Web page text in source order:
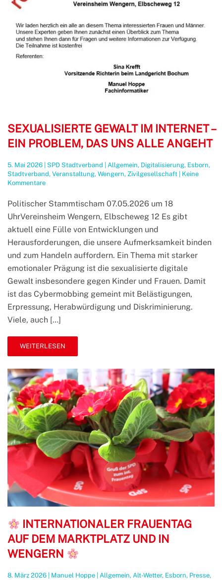
SEXUALISIERTE GEWALT IM INTERNET –
EIN PROBLEM, DAS UNS ALLE ANGEHT
5. Mai 2026 SPD Stadtverband Allgemein, Digitalisierung, Esborn,
Stadtverband, Veranstaltung, Wengern, Zivilgesellschaft
Keine
Kommentarezu
Gewalt
im
Internet
–
Problem,
das
alle
angeht
Politischer Stammtischam 07.05.2026 um 18
UhrVereinsheim Wengern, Elbscheweg 12 Es gibt
aktuell eine Fülle von Entwicklungen und
Herausforderungen, die unsere Aufmerksamkeit binden
und zum Handeln auffordern. Ein Thema mit starker
emotionaler Prägung ist die sexualisierte digitale
Gewalt insbesondere gegen Kinder und Frauen. Damit
ist das Cybermobbing gemeint mit Belästigungen,
Erpressung, Herabwürdigung und Diskriminierung.
Viele, auch […]
WEITERLESEN
INTERNATIONALER FRAUENTAG
AUF DEM MARKTPLATZ UND IN
WENGERN
8. März 2026 Manuel Hoppe Allgemein, Alt-Wetter, Esborn, Presse,